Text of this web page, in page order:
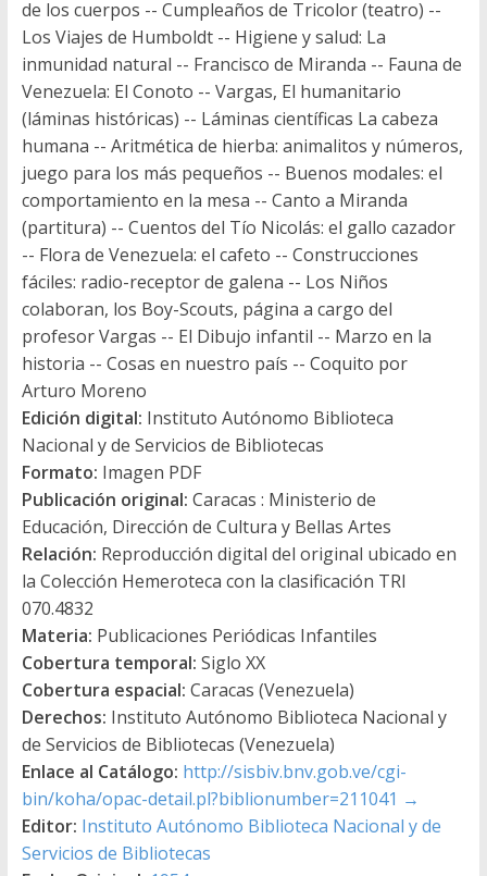
de los cuerpos -- Cumpleaños de Tricolor (teatro) --
Los Viajes de Humboldt -- Higiene y salud: La
inmunidad natural -- Francisco de Miranda -- Fauna de
Venezuela: El Conoto -- Vargas, El humanitario
(láminas históricas) -- Láminas científicas La cabeza
humana -- Aritmética de hierba: animalitos y números,
juego para los más pequeños -- Buenos modales: el
comportamiento en la mesa -- Canto a Miranda
(partitura) -- Cuentos del Tío Nicolás: el gallo cazador
-- Flora de Venezuela: el cafeto -- Construcciones
fáciles: radio-receptor de galena -- Los Niños
colaboran, los Boy-Scouts, página a cargo del
profesor Vargas -- El Dibujo infantil -- Marzo en la
historia -- Cosas en nuestro país -- Coquito por
Arturo Moreno
Edición digital: Instituto Autónomo Biblioteca
Nacional y de Servicios de Bibliotecas
Formato: Imagen PDF
Publicación original: Caracas : Ministerio de
Educación, Dirección de Cultura y Bellas Artes
Relación: Reproducción digital del original ubicado en
la Colección Hemeroteca con la clasificación TRI
070.4832
Materia: Publicaciones Periódicas Infantiles
Cobertura temporal: Siglo XX
Cobertura espacial: Caracas (Venezuela)
Derechos: Instituto Autónomo Biblioteca Nacional y
de Servicios de Bibliotecas (Venezuela)
Enlace al Catálogo: http://sisbiv.bnv.gob.ve/cgi-
bin/koha/opac-detail.pl?biblionumber=211041 →
Editor: Instituto Autónomo Biblioteca Nacional y de
Servicios de Bibliotecas